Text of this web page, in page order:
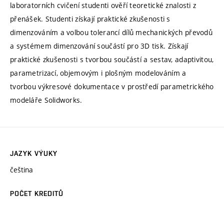
laboratorních cvičení studenti ověří teoretické znalosti z
přenášek. Studenti získají praktické zkušenosti s
dimenzováním a volbou tolerancí dílů mechanických převodů
a systémem dimenzování součástí pro 3D tisk. Získají
praktické zkušenosti s tvorbou součástí a sestav, adaptivitou,
parametrizací, objemovým i plošným modelováním a
tvorbou výkresové dokumentace v prostředí parametrického
modeláře Solidworks.
JAZYK VÝUKY
čeština
POČET KREDITŮ